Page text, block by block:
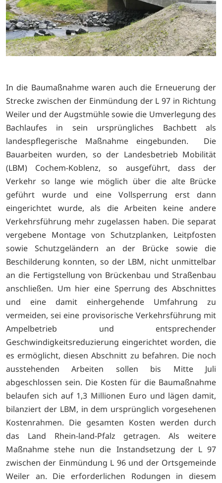
In die Baumaßnahme waren auch die Erneuerung der
Strecke zwischen der Einmündung der L 97 in Richtung
Weiler und der Augstmühle sowie die Umverlegung des
Bachlaufes in sein ursprüngliches Bachbett als
landespflegerische Maßnahme eingebunden. Die
Bauarbeiten wurden, so der Landesbetrieb Mobilität
(LBM) Cochem-Koblenz, so ausgeführt, dass der
Verkehr so lange wie möglich über die alte Brücke
geführt wurde und eine Vollsperrung erst dann
eingerichtet wurde, als die Arbeiten keine andere
Verkehrsführung mehr zugelassen haben. Die separat
vergebene Montage von Schutzplanken, Leitpfosten
sowie Schutzgeländern an der Brücke sowie die
Beschilderung konnten, so der LBM, nicht unmittelbar
an die Fertigstellung von Brückenbau und Straßenbau
anschließen. Um hier eine Sperrung des Abschnittes
und eine damit einhergehende Umfahrung zu
vermeiden, sei eine provisorische Verkehrsführung mit
Ampelbetrieb und entsprechender
Geschwindigkeitsreduzierung eingerichtet worden, die
es ermöglicht, diesen Abschnitt zu befahren. Die noch
ausstehenden Arbeiten sollen bis Mitte Juli
abgeschlossen sein. Die Kosten für die Baumaßnahme
belaufen sich auf 1,3 Millionen Euro und lägen damit,
bilanziert der LBM, in dem ursprünglich vorgesehenen
Kostenrahmen. Die gesamten Kosten werden durch
das Land Rhein-land-Pfalz getragen. Als weitere
Maßnahme stehe nun die Instandsetzung der L 97
zwischen der Einmündung L 96 und der Ortsgemeinde
Weiler an. Die erforderlichen Rodungen in diesem